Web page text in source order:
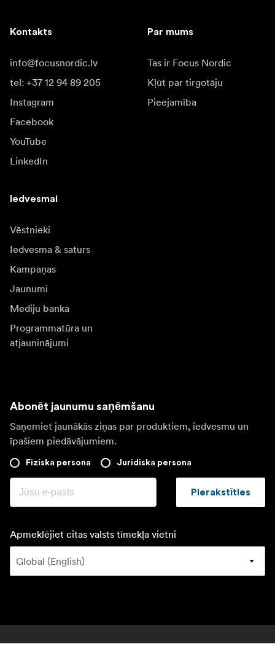
Kontakts
info@focusnordic.lv
tel: +37 12 94 89 205
Instagram
Facebook
YouTube
LinkedIn
Par mums
Tas ir Focus Nordic
Kļūt par tirgotāju
Pieejamība
Iedvesmai
Vēstnieki
Iedvesma & saturs
Kampaņas
Jaunumi
Mediju banka
Programmatūra un
atjauninājumi
Abonēt jaunumu saņēmšanu
Saņemiet jaunākās ziņas par produktiem, iedvesmu un
īpašiem piedāvājumiem.
Fiziska persona Juridiska persona
Pierakstīties
Apmeklējiet citas valsts tīmekļa vietni